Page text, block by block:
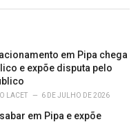
em Pipa chega
e expõe disputa pelo
LACET 6 DE JULHO DE 2026
em Pipa e expõe